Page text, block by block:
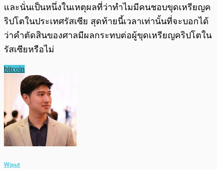
และนั่นเป็นหนึ่งในเหตุผลที่ว่าทำไมมีคนชอบขุดเหรียญค
ริปโตในประเทศรัสเซีย สุดท้ายนี้เวลาเท่านั้นที่จะบอกได้
ว่าคำตัดสินของศาลมีผลกระทบต่อผู้ขุดเหรียญคริปโตใน
รัสเซียหรือไม่
bitcoin
Wiput